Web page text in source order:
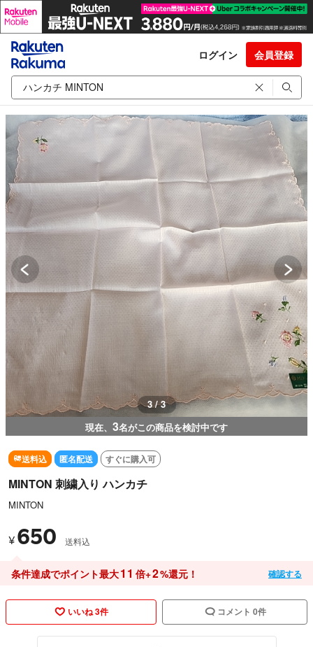
ログイン 会員登録
3 / 3
現在、 3名がこの商品を検討中です
送料込 匿名配送 すぐに購入可
MINTON 刺繍入り ハンカチ
MINTON
¥ 650 送料込
条件達成でポイント最大11 倍+2%還元！ 確認する
いいね 3件 コメント 0件